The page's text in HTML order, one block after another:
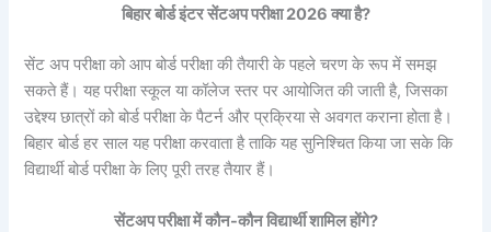
बिहार बोर्ड इंटर सेंटअप परीक्षा 2026 क्या है?
सेंट अप परीक्षा को आप बोर्ड परीक्षा की तैयारी के पहले चरण के रूप में समझ
सकते हैं। यह परीक्षा स्कूल या कॉलेज स्तर पर आयोजित की जाती है, जिसका
उद्देश्य छात्रों को बोर्ड परीक्षा के पैटर्न और प्रक्रिया से अवगत कराना होता है।
बिहार बोर्ड हर साल यह परीक्षा करवाता है ताकि यह सुनिश्चित किया जा सके कि
विद्यार्थी बोर्ड परीक्षा के लिए पूरी तरह तैयार हैं।
सेंटअपपरीक्षा में कौन-कौन विद्यार्थी शामिल होंगे?